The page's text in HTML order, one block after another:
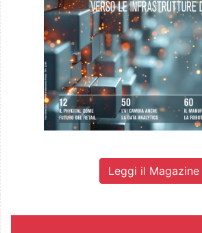
Leggi il Magazine